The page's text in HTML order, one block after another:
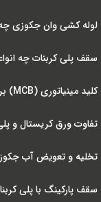
لوله کشی وان جکوزی
سقف پلی کربنات چه
کلید مینیاتوری (MCB) برای مدار جکوزی چه کاربردی دارد؟
تفاوت ورق کریستال و
تخلیه و تعویض آب
سقف پارکینگ با پلی